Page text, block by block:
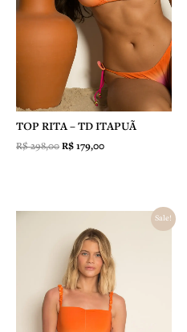
TOP RITA – TD ITAPUÃ
R$298,00 R$ 179,00
Sale!
preço
original
era:
R$ 492,00.
atual
é:
R$ 295,00.